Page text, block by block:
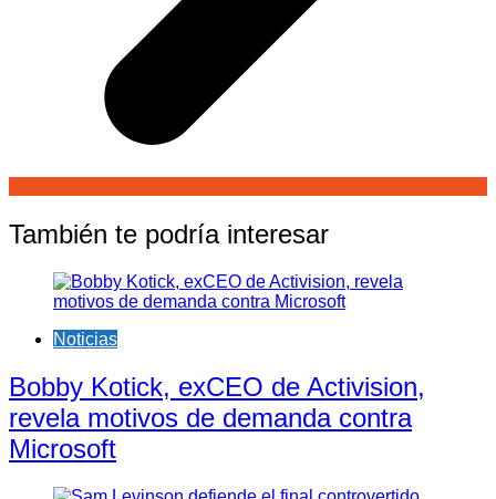
También te podría interesar
Noticias
Bobby Kotick, exCEO de Activision,
revela motivos de demanda contra
Microsoft